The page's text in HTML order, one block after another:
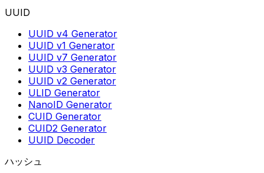
UUID
UUID v4 Generator
UUID v1 Generator
UUID v7 Generator
UUID v3 Generator
UUID v2 Generator
ULID Generator
NanoID Generator
CUID Generator
CUID2 Generator
UUID Decoder
ハッシュ